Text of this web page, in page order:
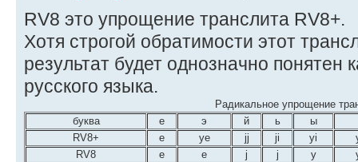
RV8 это упрощение транслита RV8+.
Хотя строгой обратимости этот
результат будет однозначно понятен
русского языка.
Радикальное упрощение
буква
е э й ь ы
RV8+
e ye jj ji yi
RV8
e e j j y